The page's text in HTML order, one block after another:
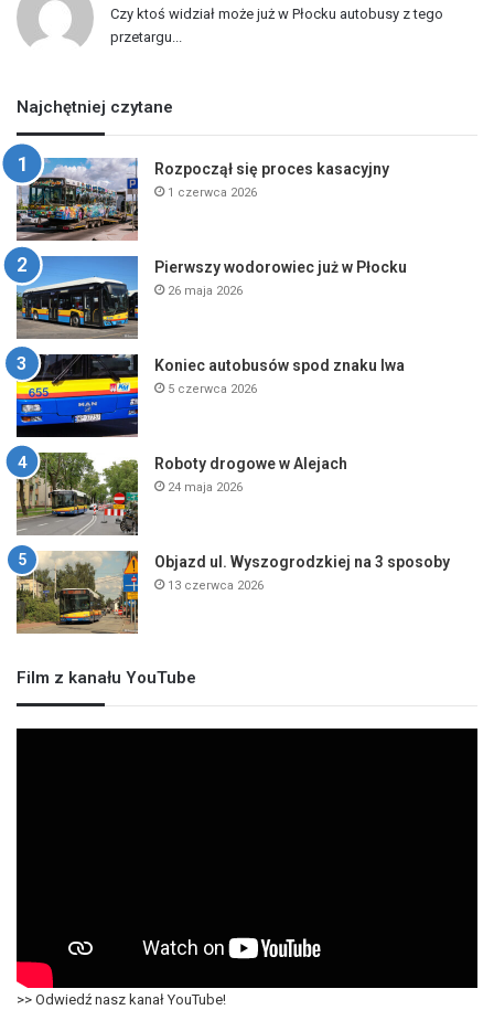
Czy ktoś widział może już w Płocku autobusy z tego
przetargu...
Najchętniej czytane
Rozpoczął się proces kasacyjny
1 czerwca 2026
Pierwszy wodorowiec już w Płocku
26 maja 2026
Koniec autobusów spod znaku lwa
5 czerwca 2026
Roboty drogowe w Alejach
24 maja 2026
Objazd ul. Wyszogrodzkiej na 3 sposoby
13 czerwca 2026
Film z kanału YouTube
>> Odwiedź nasz kanał YouTube!